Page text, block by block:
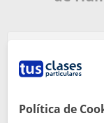
Antonio ha
máximo
Política de